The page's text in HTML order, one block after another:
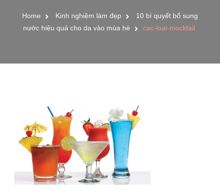
Home Kinh nghiệm làm đẹp
10 bí quyết bổ sung
nước hiệu quả cho da vào mùa hè
cac-loai-mocktail